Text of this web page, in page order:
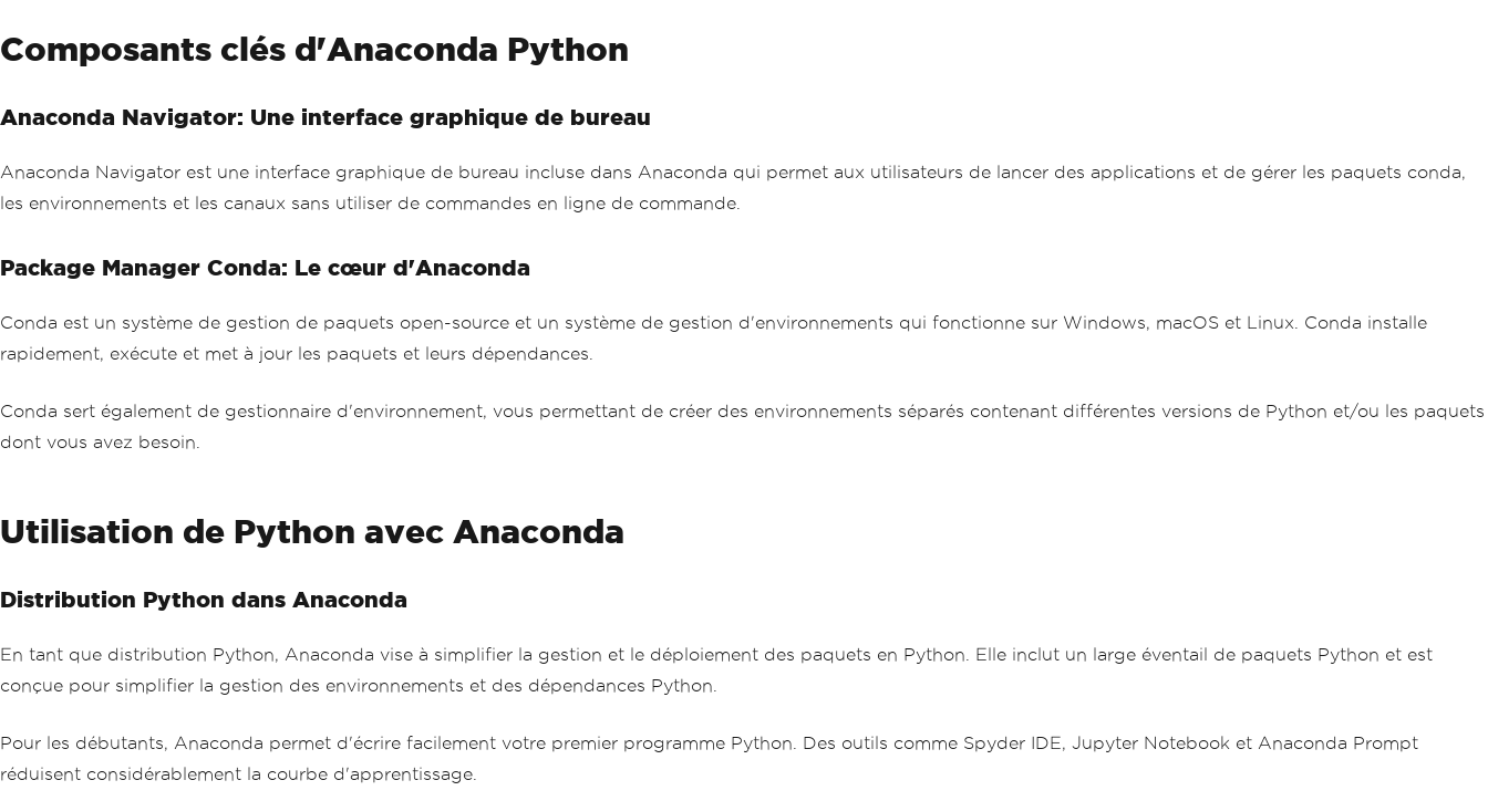
Composants clés d'Anaconda Python
Anaconda Navigator: Une interface graphique de bureau
Anaconda Navigator est une interface graphique de bureau incluse dans Anaconda qui permet aux utilisateurs de lancer des applications et de gérer les paquets conda,
les environnements et les canaux sans utiliser de commandes en ligne de commande.
Package Manager Conda: Le cœur d'Anaconda
Conda est un système de gestion de paquets open-source et un système de gestion d'environnements qui fonctionne sur Windows, macOS et Linux. Conda installe
rapidement, exécute et met à jour les paquets et leurs dépendances.
Conda sert également de gestionnaire d'environnement, vous permettant de créer des environnements séparés contenant différentes versions de Python et/ou les paquets
dont vous avez besoin.
Utilisation de Python avec Anaconda
Distribution Python dans Anaconda
En tant que distribution Python, Anaconda vise à simplifier la gestion et le déploiement des paquets en Python. Elle inclut un large éventail de paquets Python et est
conçue pour simplifier la gestion des environnements et des dépendances Python.
Pour les débutants, Anaconda permet d'écrire facilement votre premier programme Python. Des outils comme Spyder IDE, Jupyter Notebook et Anaconda Prompt
réduisent considérablement la courbe d'apprentissage.